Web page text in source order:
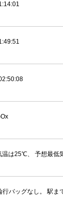
は25℃、 予想最低
バッグなし。 駅ま